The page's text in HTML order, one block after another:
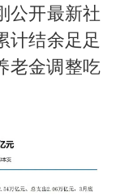
蒯曼挺进WTT横滨冠军赛女单四强
以军士兵把枪口对准中国记者
笔试第一被劝弃考涉事副校长被撤职
公开最新社
计结余足足
老金调整吃